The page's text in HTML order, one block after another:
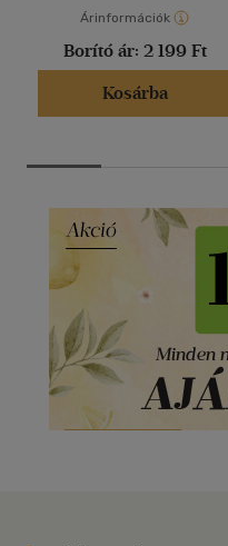
Árinformációk
Borító ár: 2 199 Ft
Kosárba